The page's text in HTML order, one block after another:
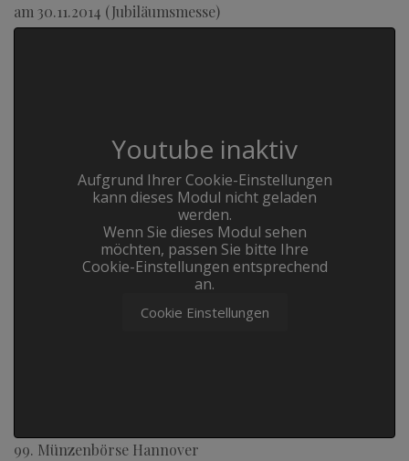
am 30.11.2014 (Jubiläumsmesse)
Youtube inaktiv
Aufgrund Ihrer Cookie-Einstellungen
kann dieses Modul nicht geladen
werden.
Wenn Sie dieses Modul sehen
möchten, passen Sie bitte Ihre
Cookie-Einstellungen entsprechend
an.
Cookie Einstellungen
99. Münzenbörse Hannover